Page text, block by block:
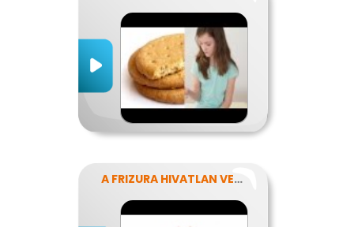
A FRIZURA HIVATLAN VENDÉGEI - A FEJTETVEK